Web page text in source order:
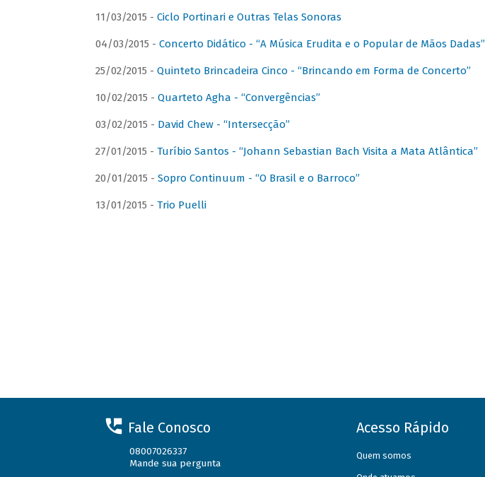
11/03/2015 - Ciclo Portinari e Outras Telas Sonoras
04/03/2015 - Concerto Didático - “A Música Erudita e o Popular de Mãos Dadas”
25/02/2015 - Quinteto Brincadeira Cinco - “Brincando em Forma de Concerto”
10/02/2015 - Quarteto Agha - “Convergências”
03/02/2015 - David Chew - “Intersecção”
27/01/2015 - Turíbio Santos - “Johann Sebastian Bach Visita a Mata Atlântica”
20/01/2015 - Sopro Continuum - “O Brasil e o Barroco”
13/01/2015 - Trio Puelli
Fale Conosco
08007026337
Mande sua pergunta
Acesso Rápido
Quem somos